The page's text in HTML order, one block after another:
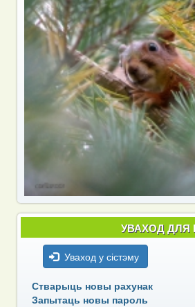
УВАХОД ДЛЯ
Уваход у сістэму
Стварыць новы рахунак
Запытаць новы пароль